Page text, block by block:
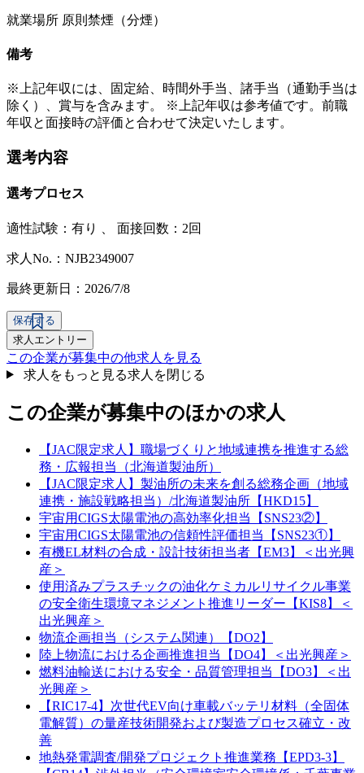
就業場所 原則禁煙（分煙）
備考
※上記年収には、固定給、時間外手当、諸手当（通勤手当は
除く）、賞与を含みます。 ※上記年収は参考値です。前職
年収と面接時の評価と合わせて決定いたします。
選考内容
選考プロセス
適性試験： 有り 面接回数：2回
求人No.：NJB2349007
最終更新日：2026/7/8
保存する
求人エントリー
この企業が募集中の他求人を見る
求人をもっと見る求人を閉じる
この企業が募集中のほかの求人
【JAC限定求人】職場づくりと地域連携を推進する総
務・広報担当（北海道製油所）
【JAC限定求人】製油所の未来を創る総務企画（地域
連携・施設戦略担当）/北海道製油所【HKD15】
宇宙用CIGS太陽電池の高効率化担当【SNS23②】
宇宙用CIGS太陽電池の信頼性評価担当【SNS23①】
有機EL材料の合成・設計技術担当者【EM3】＜出光興
産＞
使用済みプラスチックの油化ケミカルリサイクル事業
の安全衛生環境マネジメント推進リーダー【KIS8】＜
出光興産＞
物流企画担当（システム関連）【DO2】
陸上物流における企画推進担当【DO4】＜出光興産＞
燃料油輸送における安全・品質管理担当【DO3】＜出
光興産＞
【RIC17-4】次世代EV向け車載バッテリ材料（全固体
電解質）の量産技術開発および製造プロセス確立・改
善
地熱発電調査/開発プロジェクト推進業務【EPD3-3】